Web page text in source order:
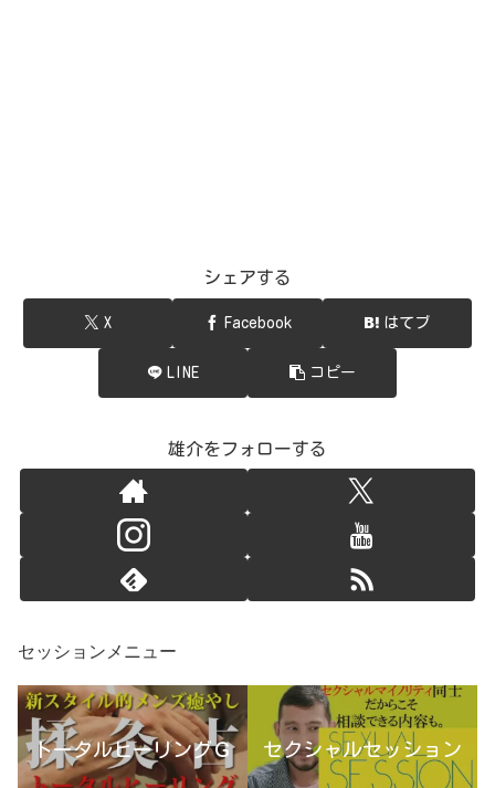
シェアする
X Facebook はてブ
LINE コピー
雄介をフォローする
セッションメニュー
トータルヒーリングＧ セクシャルセッション